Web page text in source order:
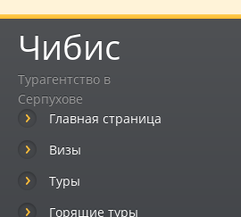
Чибис
Турагентство в
Серпухове
Главная страница
Визы
Туры
Горящие туры